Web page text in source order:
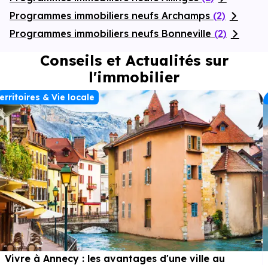
Programmes immobiliers neufs Archamps (2)
Programmes immobiliers neufs Bonneville (2)
Conseils et Actualités sur
l'immobilier
& Vie locale
Vivre à Annecy : les avantages d'une ville au